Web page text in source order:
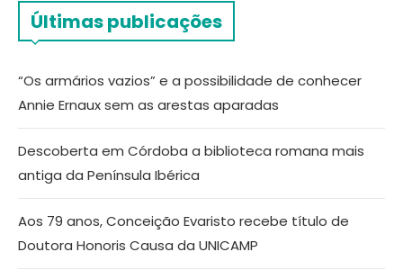
Últimas publicações
“Os armários vazios” e a possibilidade de conhecer
Annie Ernaux sem as arestas aparadas
Descoberta em Córdoba a biblioteca romana mais
antiga da Península Ibérica
Aos 79 anos, Conceição Evaristo recebe título de
Doutora Honoris Causa da UNICAMP